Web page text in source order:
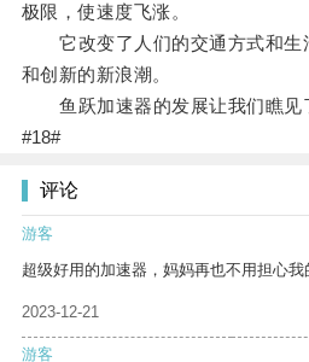
极限，使速度飞涨。
它改变了人们的交通方式和生
和创新的新浪潮。
鱼跃加速器的发展让我们瞧见
#18#
评论
游客
超级好用的加速器，妈妈再也不用担心我
2023-12-21
游客